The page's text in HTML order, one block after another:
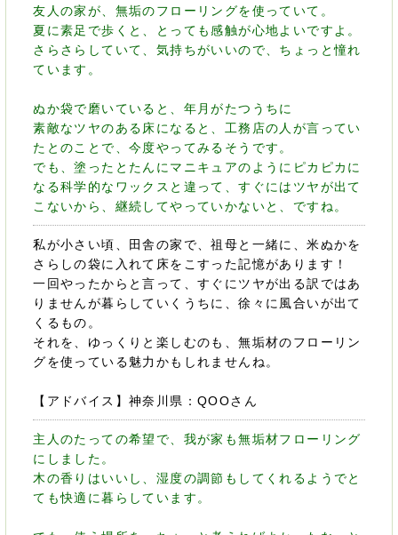
友人の家が、無垢のフローリングを使っていて。
夏に素足で歩くと、とっても感触が心地よいですよ。
さらさらしていて、気持ちがいいので、ちょっと憧れ
ています。
ぬか袋で磨いていると、年月がたつうちに
素敵なツヤのある床になると、工務店の人が言ってい
たとのことで、今度やってみるそうです。
でも、塗ったとたんにマニキュアのようにピカピカに
なる科学的なワックスと違って、すぐにはツヤが出て
こないから、継続してやっていかないと、ですね。
私が小さい頃、田舎の家で、祖母と一緒に、米ぬかを
さらしの袋に入れて床をこすった記憶があります！
一回やったからと言って、すぐにツヤが出る訳ではあ
りませんが暮らしていくうちに、徐々に風合いが出て
くるもの。
それを、ゆっくりと楽しむのも、無垢材のフローリン
グを使っている魅力かもしれませんね。
【アドバイス】神奈川県：QOOさん
主人のたっての希望で、我が家も無垢材フローリング
にしました。
木の香りはいいし、湿度の調節もしてくれるようでと
ても快適に暮らしています。